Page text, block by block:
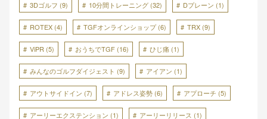
3Dゴルフ (9) 10分間トレーニング (32) Dプレーン (1)
ROTEX (4) TGFオンラインショップ(6) TRX (9)
ViPR (5) おうちでTGF (16) ひじ痛 (1)
みんなのゴルフダイジェスト (9) アイアン (1)
アウトサイドイン (7) アドレス姿勢 (6) アプローチ (5)
アーリーエクステンション (1) アーリーリリース (1)